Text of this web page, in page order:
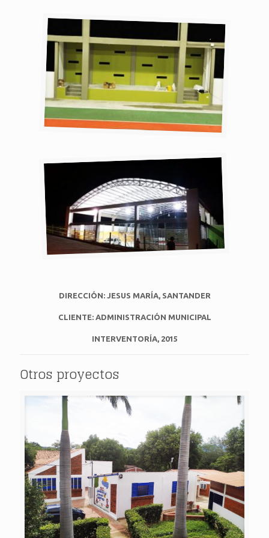
DIRECCIÓN: JESUS MARÍA, SANTANDER
CLIENTE: ADMINISTRACIÓN MUNICIPAL
INTERVENTORÍA, 2015
Otros proyectos